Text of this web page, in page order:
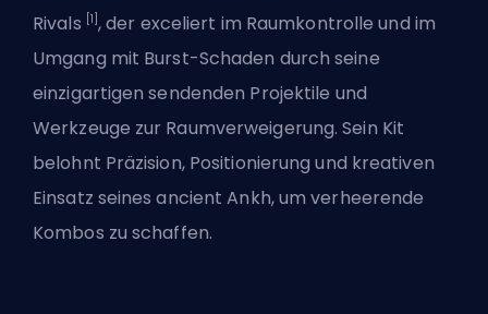
Rivals [1] , der exceliert im Raumkontrolle und im
Umgang mit Burst-Schaden durch seine
einzigartigen sendenden Projektile und
Werkzeuge zur Raumverweigerung. Sein Kit
belohnt Präzision, Positionierung und kreativen
Einsatz seines ancient Ankh, um verheerende
Kombos zu schaffen.